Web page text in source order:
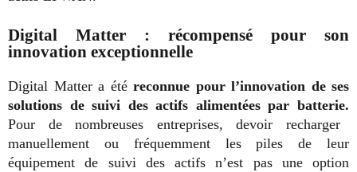
Digital Matter : récompensé pour son
innovation exceptionnelle
Digital Matter a été reconnue pour l’innovation de ses
solutions de suivi des actifs alimentées par batterie.
Pour de nombreuses entreprises, devoir recharger
manuellement ou fréquemment les piles de leur
équipement de suivi des actifs n’est pas une option